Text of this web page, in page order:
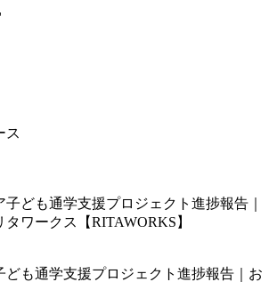
ス
ども通学支援プロジェクト進捗報告｜お